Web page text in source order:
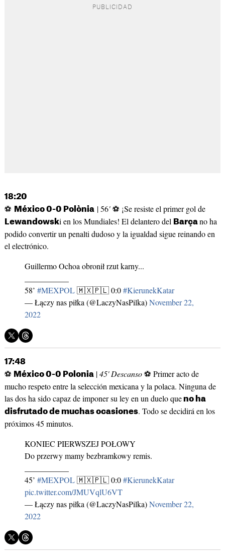
18:20
⚽ México 0-0 Polònia| 56'⚽ ¡Se resiste el primer gol de
Lewandowski en los Mundiales! El delantero del Barçano ha
podido convertir un penalti dudoso y la igualdad sigue reinando en
el electrónico.
Guillermo Ochoa obronił rzut karny...
58’ #MEXPOL🇲🇽🇵🇱 0:0#KierunekKatar
— Łączy nas piłka (@LaczyNasPilka)November 22,
2022
17:48
⚽ México 0-0 Polonia|45' Descanso⚽ Primer acto de
mucho respeto entre la selección mexicana y la polaca. Ninguna de
las dos ha sido capaz de imponer su ley en un duelo queno ha
disfrutado de muchas ocasiones. Todo se decidirá en los
próximos 45 minutos.
KONIEC PIERWSZEJ POŁOWY
Do przerwy mamy bezbramkowy remis.
45’ #MEXPOL🇲🇽🇵🇱 0:0#KierunekKatar
pic.twitter.com/JMUVqlU6VT
— Łączy nas piłka (@LaczyNasPilka)November 22,
2022